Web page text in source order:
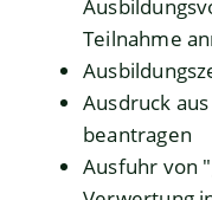
Teilnahme
Ausdruck
beantragen
Ausfuhr von